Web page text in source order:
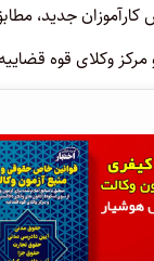
جدید،
وکلای قوه